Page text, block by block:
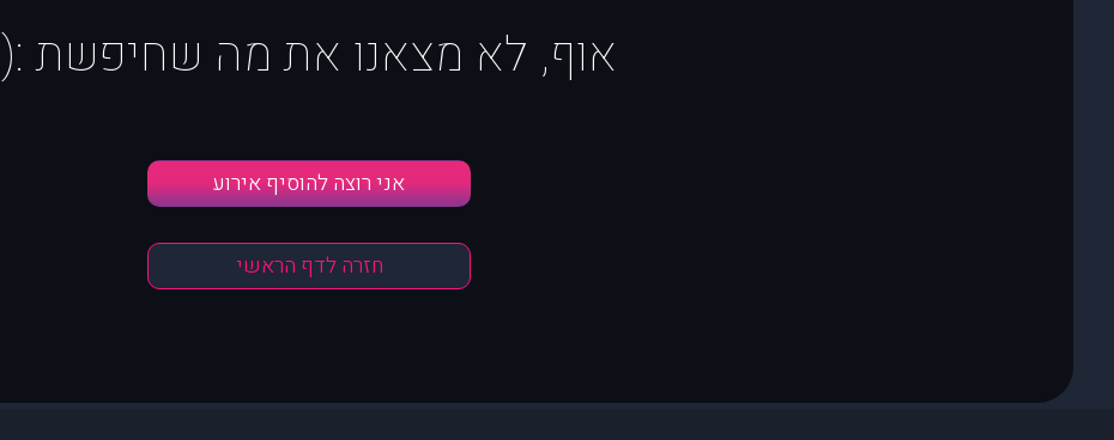
אוף, לא מצאנו את מה שחיפשת :(
אני רוצה להוסיף אירוע
חזרה לדף הראשי